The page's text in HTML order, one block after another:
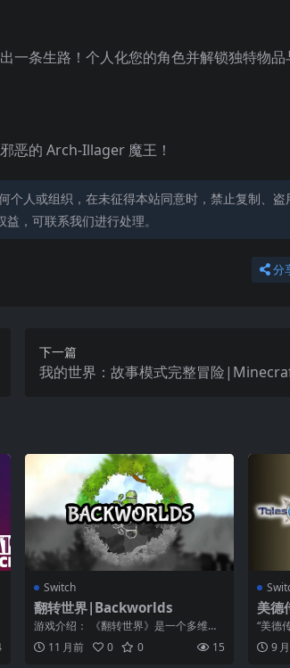
一条生路！个人化您的角色并解锁独特物
恶的 Arch-Illager 魔王！
人或组织，在未征得本站同意时，禁止复制、
，可联系我们进行处理。
分
下一篇
我的世界：故事模式完整冒险
Switch
翻转世界|Backworlds
游戏介绍： 《翻转世界》是一个多维益
智平台游戏，您可以通过绘画进行探
索。在两个平...
11 月前 0 0 15
美德
d中
“美德
玩后
后日
9